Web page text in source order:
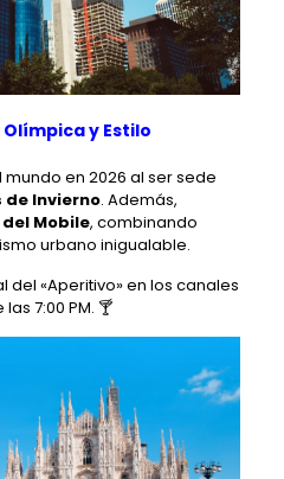
y Estilo
en 2026 al ser sede
de Invierno. Además,
Mobile, combinando
urbano inigualable.
del «Aperitivo» en los canales
7:00 PM. 🍸